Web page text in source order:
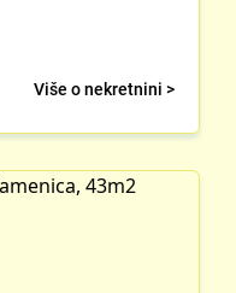
Više o nekretnini >